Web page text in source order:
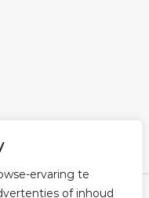
ervaring te
of inhoud